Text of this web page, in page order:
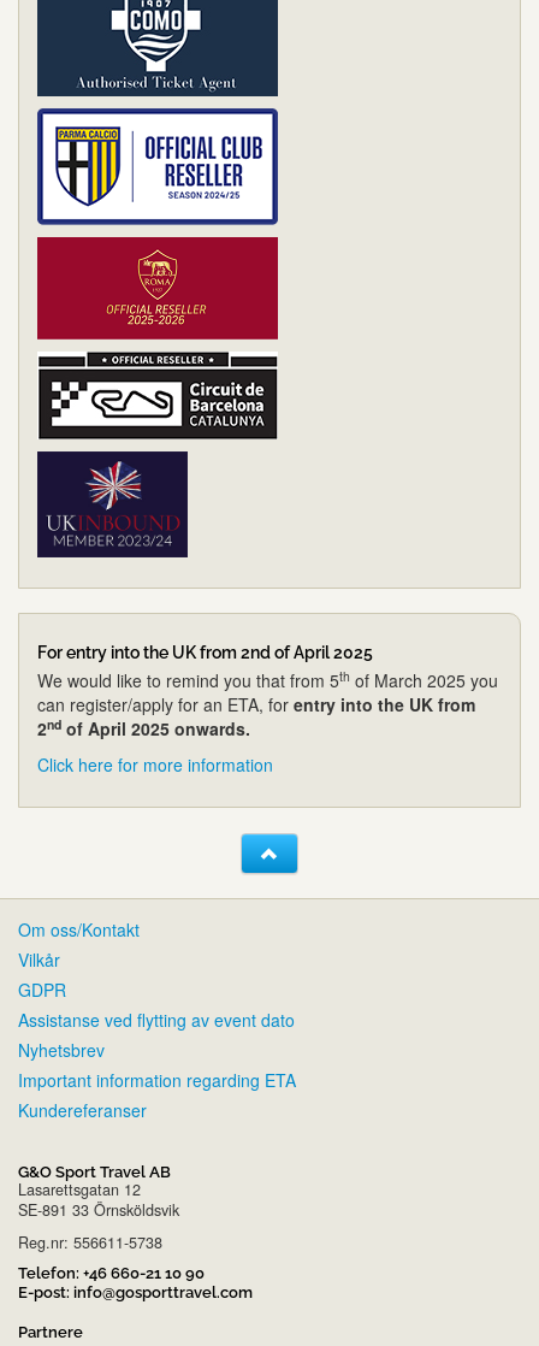
For entry into the UK from 2nd of April 2025
We would like to remind you that from 5th of March 2025 you
can register/apply for an ETA, for entry into the UK from
2nd of April 2025 onwards.
Click here for more information
Om oss/Kontakt
Vilkår
GDPR
Assistanse ved flytting av event dato
Nyhetsbrev
Important information regarding ETA
Kundereferanser
G&O Sport Travel AB
Lasarettsgatan 12
SE-891 33 Örnsköldsvik
Reg.nr: 556611-5738
Telefon: +46 660-21 10 90
E-post: info@gosporttravel.com
Partnere